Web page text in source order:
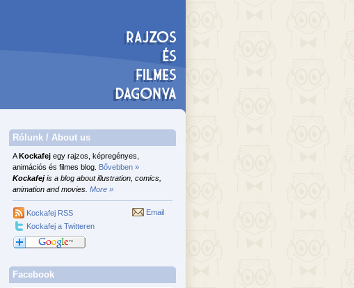
Rólunk / About us
AKockafej egy rajzos, képregényes,
animációs és filmes blog. Bővebben »
Kockafejis a blog about illustration, comics,
animation and movies. More »
Kockafej RSS
Kockafej a Twitteren
Email
Facebook